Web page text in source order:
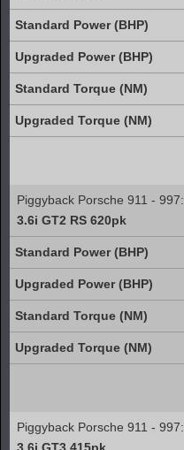
Piggyback Porsche 911 - 997:
3.6i GT2 RS 620pk
Piggyback Porsche 911 - 997: